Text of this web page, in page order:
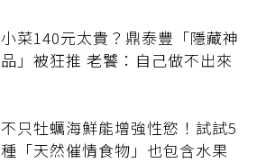
小菜140元太貴？鼎泰豐「隱藏神
品」被狂推 老饕：自己做不出來
不只牡蠣海鮮能增強性慾！試試5
種「天然催情食物」也包含水果